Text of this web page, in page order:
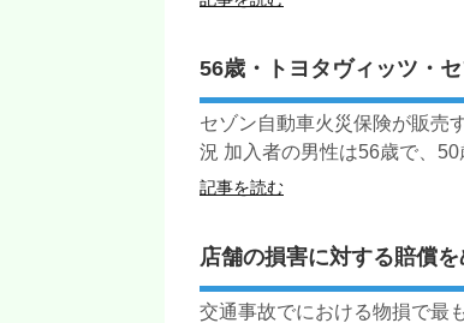
56歳・トヨタヴィッツ・
セゾン自動車火災保険が販売
況 加入者の男性は56歳で、
記事を読む
店舗の損害に対する賠償を
交通事故でにおける物損で最